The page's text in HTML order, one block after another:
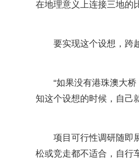
在地理意义上连接三地的
要实现这个设想，跨
“如果没有港珠澳大
知这个设想的时候，自己
项目可行性调研随即
松或竞走都不适合，自行